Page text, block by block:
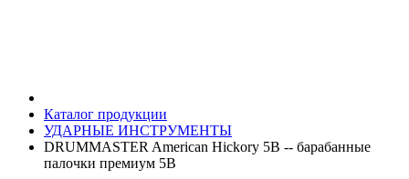
Каталог продукции
УДАРНЫЕ ИНСТРУМЕНТЫ
DRUMMASTER American Hickory 5B -- барабанные
палочки премиум 5B